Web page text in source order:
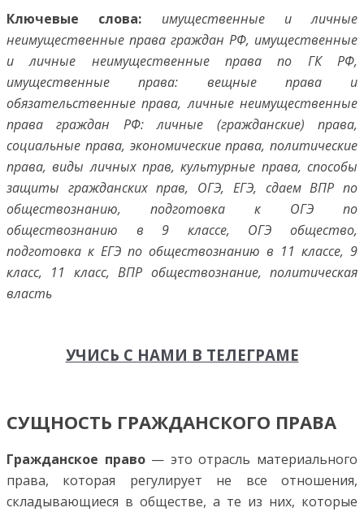
Ключевые слова:
имущественные и личные
неимущественные права граждан РФ, имущественные
и личные неимущественные права по ГК РФ,
имущественные права: вещные права и
обязательственные права, личные неимущественные
права граждан РФ: личные (гражданские) права,
социальные права, экономические права, политические
права, виды личных прав, культурные права, способы
защиты гражданских прав, ОГЭ, ЕГЭ, сдаем ВПР по
обществознанию, подготовка к ОГЭ по
обществознанию в 9 классе, ОГЭ общество,
подготовка к ЕГЭ по обществознанию в 11 классе, 9
класс, 11 класс, ВПР обществознание, политическая
власть
УЧИСЬ С НАМИ В ТЕЛЕГРАМЕ
СУЩНОСТЬ ГРАЖДАНСКОГО ПРАВА
Гражданское право— это отрасль материального
права, которая регулирует не все отношения,
складывающиеся в обществе, а те из них, ко­торые